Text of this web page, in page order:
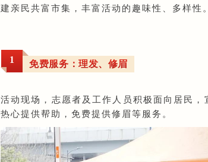
建亲民共富市集，丰富活动的趣味性、多样性。
1 免费服务：理发、修眉
活动现场，志愿者及工作人员积极面向居民，
热心提供帮助，免费提供修眉等服务。